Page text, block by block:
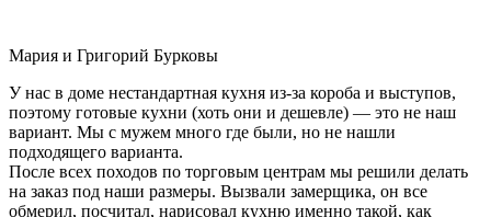
Мария и Григорий Бурковы
У нас в доме нестандартная кухня из-за короба и выступов,
поэтому готовые кухни (хоть они и дешевле) — это не наш
вариант. Мы с мужем много где были, но не нашли
подходящего варианта.
После всех походов по торговым центрам мы решили делать
на заказ под наши размеры. Вызвали замерщика, он все
обмерил, посчитал, нарисовал кухню именно такой, как